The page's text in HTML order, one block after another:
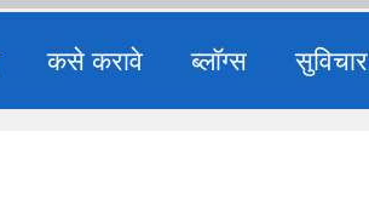
कसे करावे ब्लॉग्स सुविचार